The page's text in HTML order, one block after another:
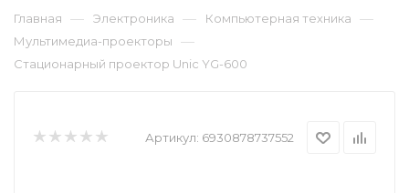
Главная — Электроника — Компьютерная техника —
Мультимедиа-проекторы —
Стационарный проектор Unic YG-600
Артикул: 6930878737552